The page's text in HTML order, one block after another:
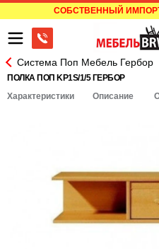
СОБСТВЕННЫЙ
Система Поп Мебель Гербор
ПОЛКА ПОП KP1S/1/5 ГЕРБОР
Характеристики
Описание